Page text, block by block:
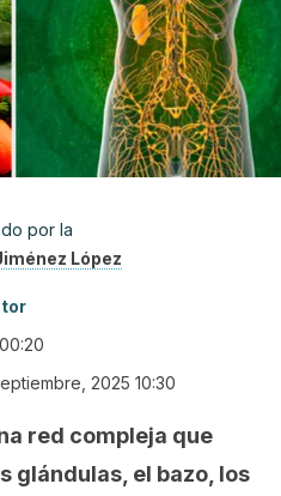
por la
López
2025 10:30
red compleja que
glándulas, el bazo, los